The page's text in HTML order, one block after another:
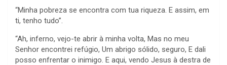
“Minha pobreza se encontra com tua riqueza. E assim, em
ti, tenho tudo”.
“Ah, inferno, vejo-te abrir à minha volta, Mas no meu
Senhor encontrei refúgio, Um abrigo sólido, seguro, E dali
posso enfrentar o inimigo. E aqui, vendo Jesus à destra de